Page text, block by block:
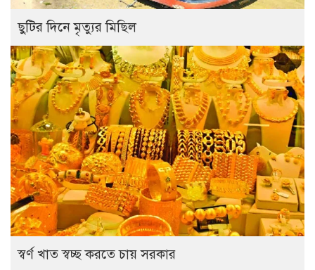
ছুটির দিনে মৃত্যুর মিছিল
স্বর্ণ খাত স্বচ্ছ করতে চায় সরকার